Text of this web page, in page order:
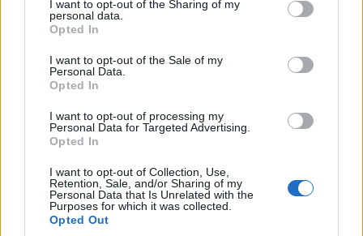
I want to opt-out of the Sharing of my
personal data.
Opted In
I want to opt-out of the Sale of my
Personal Data.
Opted In
I want to opt-out of processing my
Personal Data for Targeted Advertising.
Opted In
I want to opt-out of Collection, Use,
Retention, Sale, and/or Sharing of my
Personal Data that Is Unrelated with the
Purposes for which it was collected.
Opted Out
Maurizio Landini ha respinto le accuse. Il
segretario generale della Cgil ha detto: «Se un
certo signor Fidanza, per far sapere che esiste,
deve parlare male della Cgil, credo che qui a
Marcinelle abbia preso un colpo di sole. Perché la
Cgil, se non lo sa glielo dico, non si gira mai